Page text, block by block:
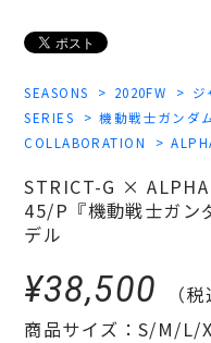
SEASONS 2020FW
ジ
SERIES
機動戦士ガンダ
COLLABORATION
STRICT-G ×
45/P『機動戦士ガン
デル
¥38,500
（税
商品サイズ：S/M/L/